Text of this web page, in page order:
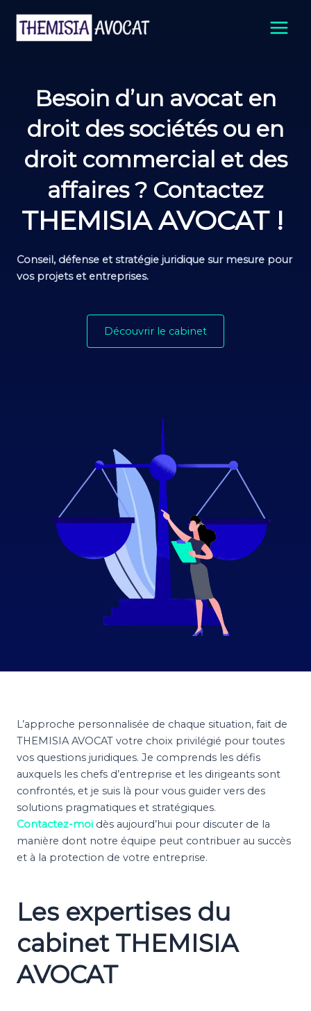
contenu
Besoin d’un avocat en
droit des sociétés ou en
droit commercial et des
affaires ? Contactez
THEMISIA AVOCAT !
Conseil, défense et stratégie juridique sur mesure pour
vos projets et entreprises.
Découvrir le cabinet
L’approche personnalisée de chaque situation, fait de
THEMISIA AVOCAT votre choix privilégié pour toutes
vos questions juridiques. Je comprends les défis
auxquels les chefs d’entreprise et les dirigeants sont
confrontés, et je suis là pour vous guider vers des
solutions pragmatiques et stratégiques.
Contactez-moi dès aujourd’hui pour discuter de la
manière dont notre équipe peut contribuer au succès
et à la protection de votre entreprise.
Les expertises du
cabinet THEMISIA
AVOCAT